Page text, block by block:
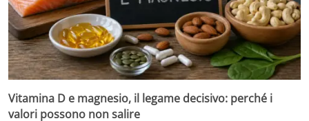
Vitamina D e magnesio, il legame decisivo: perché i
valori possono non salire